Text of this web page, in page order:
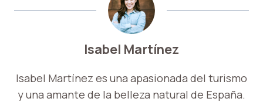
Isabel Martínez
Isabel Martínez es una apasionada del turismo
y una amante de la belleza natural de España.